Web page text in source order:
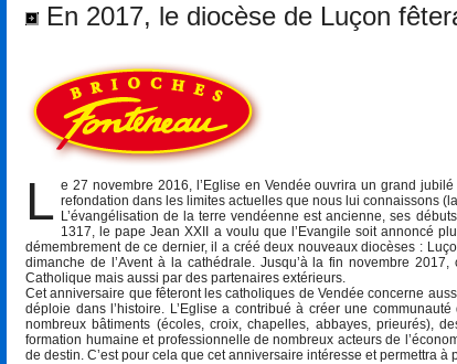
En 2017, le diocèse de Luçon
L e 27 novembre 2016, l’Eglise en Vendée ouvrira un grand
refondation dans les limites actuelles que nous lui connaissons
L’évangélisation de la terre vendéenne est ancienne, ses
1317, le pape Jean XXII a voulu que l’Evangile soit annoncé
démembrement de ce dernier, il a créé deux nouveaux diocèses :
dimanche de l’Avent à la cathédrale. Jusqu’à la fin novembre
Catholique mais aussi par des partenaires extérieurs.
Cet anniversaire que fêteront les catholiques de Vendée concerne
déploie dans l’histoire. L’Eglise a contribué à créer une
nombreux bâtiments (écoles, croix, chapelles, abbayes, prieurés),
formation humaine et professionnelle de nombreux acteurs de
de destin. C’est pour cela que cet anniversaire intéresse et permettra